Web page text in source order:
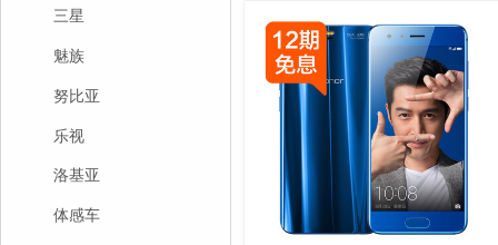
三星
魅族
努比亚
乐视
洛基亚
体感车